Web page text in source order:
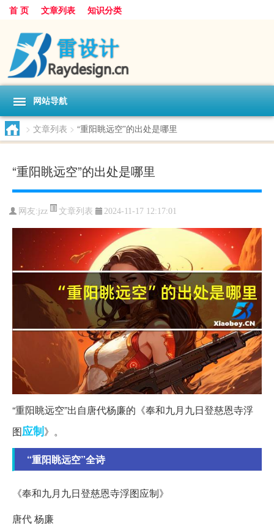
首 页 文章列表 知识分类
网站导航
> 文章列表 > “重阳眺远空”的出处是哪里
“重阳眺远空”的出处是哪里
网友:jzz 文章列表 2024-11-17 12:17:01
“重阳眺远空”出自唐代杨廉的《奉和九月九日登慈恩寺浮
图应制》。
“重阳眺远空”全诗
《奉和九月九日登慈恩寺浮图应制》
唐代 杨廉